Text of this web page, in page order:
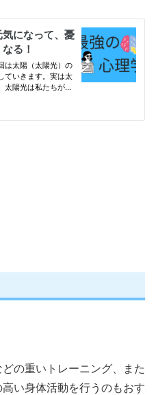
の重いトレーニング、また
い身体活動を行うのもおす